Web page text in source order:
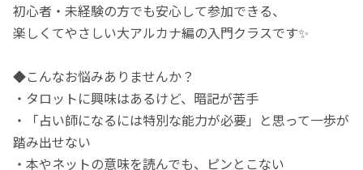
初心者・未経験の方でも安心して参加できる、
楽しくてやさしい大アルカナ編の入門クラスです✨
◆こんなお悩みありませんか？
・タロットに興味はあるけど、暗記が苦手
・「占い師になるには特別な能力が必要」と思って一歩が
踏み出せない
・本やネットの意味を読んでも、ピンとこない